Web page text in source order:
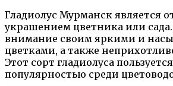
Гладиолус Мурманск является
украшением цветника или
внимание своим яркими и
цветками, а также
Этот сорт гладиолуса
популярностью среди